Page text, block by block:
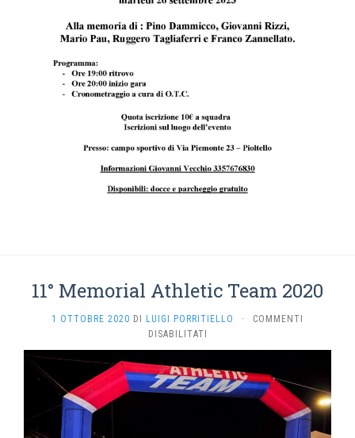
11° Memorial Athletic Team 2020
1 OTTOBRE 2020 DI LUIGI PORRITIELLO ·
COMMENTI
DISABILITATI
11°
ATHLETIC
TEAM